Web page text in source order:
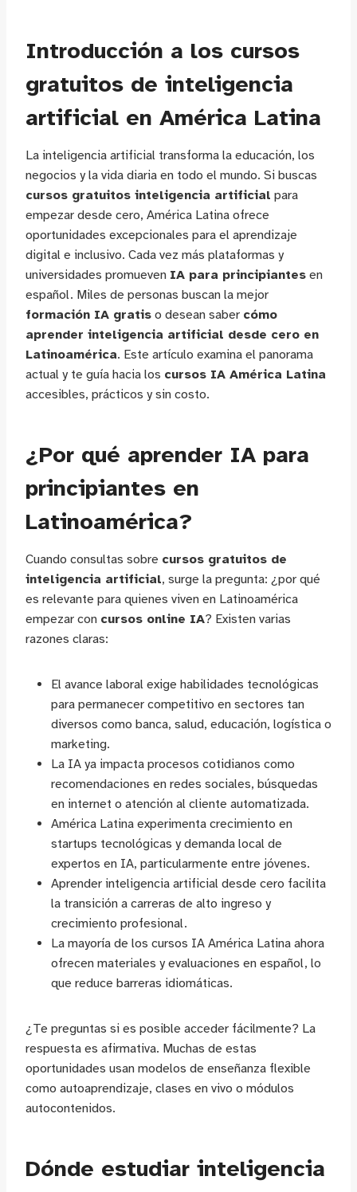
Introducción a los cursos
gratuitos de inteligencia
artificial en América Latina
La inteligencia artificial transforma la educación, los
negocios y la vida diaria en todo el mundo. Si buscas
cursos gratuitos inteligencia artificial para
empezar desde cero, América Latina ofrece
oportunidades excepcionales para el aprendizaje
digital e inclusivo. Cada vez más plataformas y
universidades promueven IA para principiantes en
español. Miles de personas buscan la mejor
formación IA gratis o desean saber cómo
aprender inteligencia artificial desde cero en
Latinoamérica. Este artículo examina el panorama
actual y te guía hacia los cursos IA América Latina
accesibles, prácticos y sin costo.
¿Por qué aprender IA para
principiantes en
Latinoamérica?
Cuando consultas sobre cursos gratuitos de
inteligencia artificial, surge la pregunta: ¿por qué
es relevante para quienes viven en Latinoamérica
empezar con cursos online IA? Existen varias
razones claras:
El avance laboral exige habilidades tecnológicas
para permanecer competitivo en sectores tan
diversos como banca, salud, educación, logística o
marketing.
La IA ya impacta procesos cotidianos como
recomendaciones en redes sociales, búsquedas
en internet o atención al cliente automatizada.
América Latina experimenta crecimiento en
startups tecnológicas y demanda local de
expertos en IA, particularmente entre jóvenes.
Aprender inteligencia artificial desde cero facilita
la transición a carreras de alto ingreso y
crecimiento profesional.
La mayoría de los cursos IA América Latina ahora
ofrecen materiales y evaluaciones en español, lo
que reduce barreras idiomáticas.
¿Te preguntas si es posible acceder fácilmente? La
respuesta es afirmativa. Muchas de estas
oportunidades usan modelos de enseñanza flexible
como autoaprendizaje, clases en vivo o módulos
autocontenidos.
Dónde estudiar inteligencia